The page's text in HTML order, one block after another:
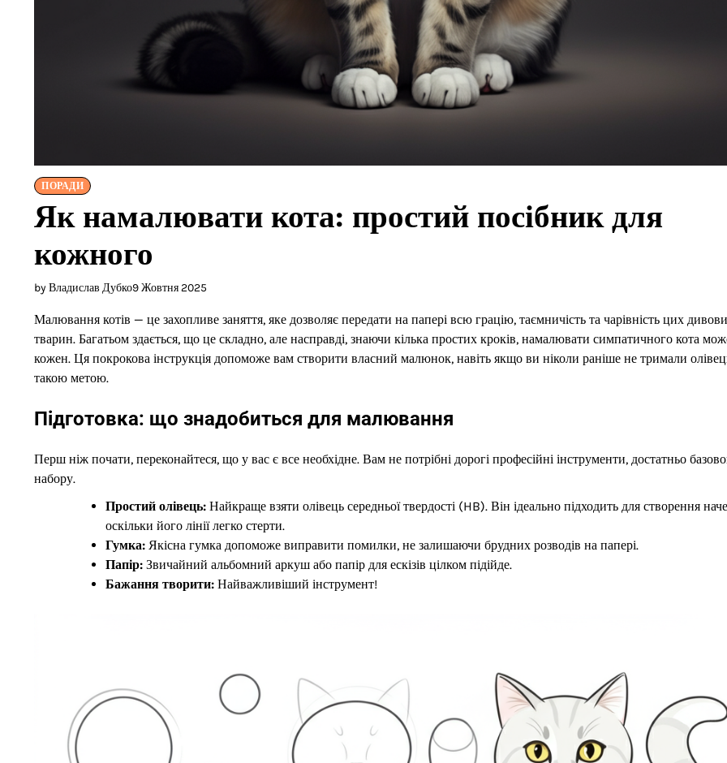
ПОРАДИ
Як намалювати кота: простий посібник для
кожного
by Владислав Дубко9 Жовтня 2025
Малювання котів — це захопливе заняття, яке дозволяє передати на папері всю грацію, таємничість та чарівність цих
тварин. Багатьом здається, що це складно, але насправді, знаючи кілька простих кроків, намалювати симпатичного кота
кожен. Ця покрокова інструкція допоможе вам створити власний малюнок, навіть якщо ви ніколи раніше не тримали
такою метою.
Підготовка: що знадобиться для малювання
Перш ніж почати, переконайтеся, що у вас є все необхідне. Вам не потрібні дорогі професійні інструменти, достатньо
набору.
Простий олівець: Найкраще взяти олівець середньої твердості (HB). Він ідеально підходить для створення
оскільки його лінії легко стерти.
Гумка: Якісна гумка допоможе виправити помилки, не залишаючи брудних розводів на папері.
Папір: Звичайний альбомний аркуш або папір для ескізів цілком підійде.
Бажання творити: Найважливіший інструмент!